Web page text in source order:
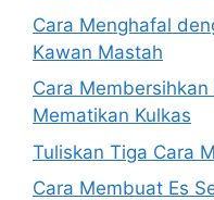
Cara Menghafal
Kawan Mastah
Cara Membersihkan
Mematikan Kulkas
Tuliskan Tiga Cara
Cara Membuat Es